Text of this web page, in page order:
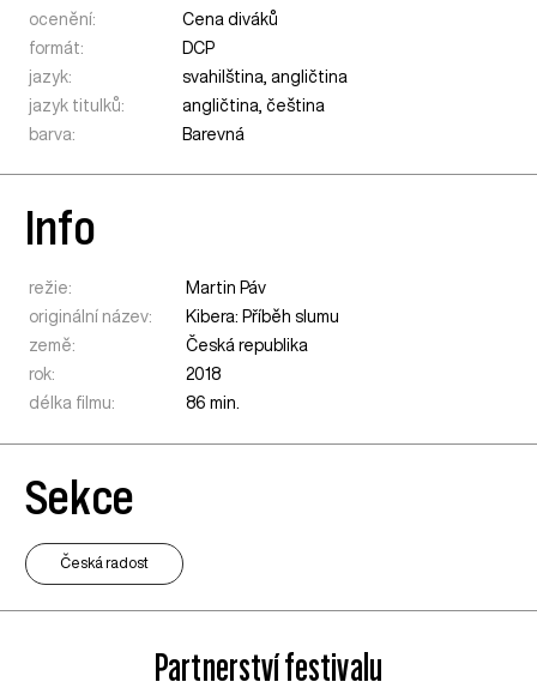
ocenění:
Cena diváků
formát:
DCP
jazyk:
svahilština, angličtina
jazyk titulků:
angličtina, čeština
barva:
Barevná
Info
režie:
Martin Páv
originální název:
Kibera: Příběh slumu
země:
Česká republika
rok:
2018
délka filmu:
86 min.
Sekce
Česká radost
Partnerství festivalu